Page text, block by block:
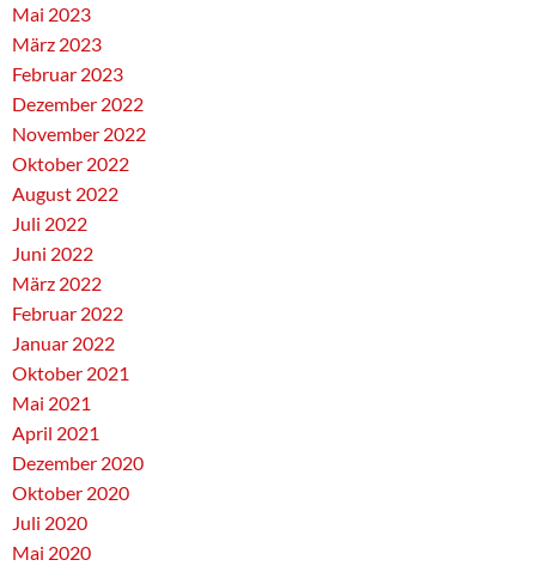
Mai 2023
März 2023
Februar 2023
Dezember 2022
November 2022
Oktober 2022
August 2022
Juli 2022
Juni 2022
März 2022
Februar 2022
Januar 2022
Oktober 2021
Mai 2021
April 2021
Dezember 2020
Oktober 2020
Juli 2020
Mai 2020